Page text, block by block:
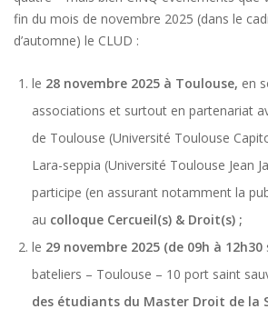
fin du mois de novembre 2025 (dans le
d’automne) le CLUD :
le 28 novembre 2025 à Toulouse, en
associations et surtout en partenariat
de Toulouse (Université Toulouse
Lara-seppia (Université Toulouse Jean
participe (en assurant notamment la
au colloque Cercueil(s) & Droit(s) ;
le 29 novembre 2025 (de 09h à 12h30
bateliers – Toulouse – 10 port saint
des étudiants du Master Droit de la